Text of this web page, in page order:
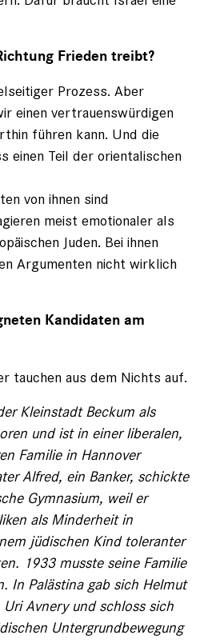
Frieden treibt?
Prozess. Aber
einen vertrauenswürdigen
führen kann. Und die
einen Teil der orientalischen
von ihnen sind
meist emotionaler als
Juden. Bei ihnen
Argumenten nicht wirklich
Kandidaten am
tauchen aus dem Nichts auf.
Kleinstadt Beckum als
und ist in einer liberalen,
Familie in Hannover
Alfred, ein Banker, schickte
Gymnasium, weil er
als Minderheit in
jüdischen Kind toleranter
1933 musste seine Familie
I­n Palästina gab sich Helmut
Avnery und schloss sich
Untergrundbewegung